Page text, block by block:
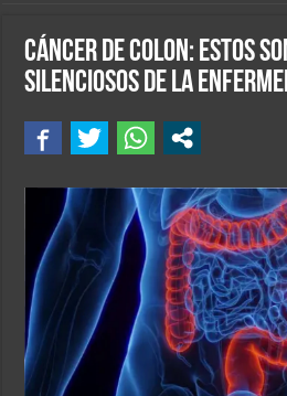
Cáncer de colon: estos
silenciosos de la